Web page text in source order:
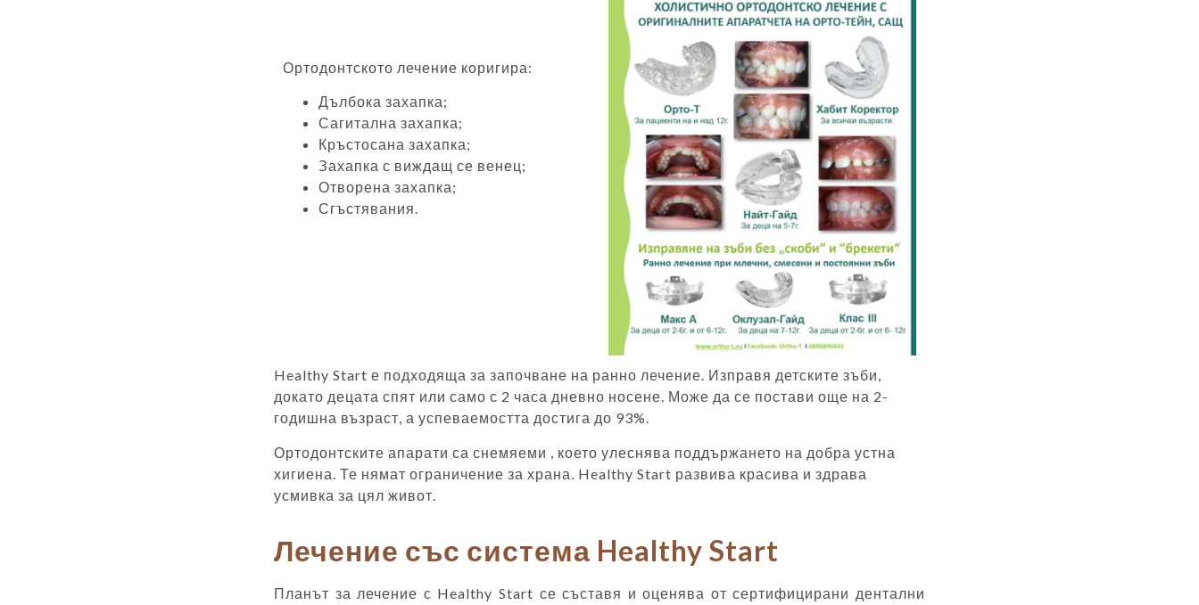
Ортодонтското лечение коригира:
Дълбока захапка;
Сагитална захапка;
Кръстосана захапка;
Захапка с виждащ се венец;
Отворена захапка;
Сгъстявания.
Healthy Start е подходяща за започване на ранно лечение. Изправя детските зъби,
докато децата спят или само с 2 часа дневно носене. Може да се постави още на 2-
годишна възраст, а успеваемостта достига до 93%.
Ортодонтските апарати са снемяеми , което улеснява поддържането на добра устна
хигиена. Те нямат ограничение за храна. Healthy Start развива красива и здрава
усмивка за цял живот.
Лечение със система Healthy Start
Планът за лечение с Healthy Start се съставя и оценява от сертифицирани дентални